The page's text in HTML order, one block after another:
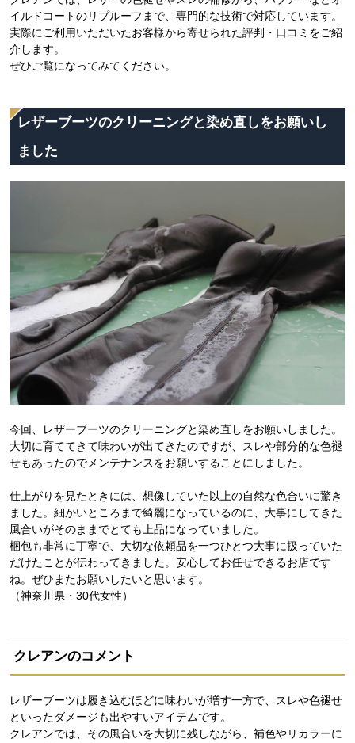
イルドコートのリプルーフまで、専門的な技術で対応しています。
実際にご利用いただいたお客様から寄せられた評判・口コミをご紹
介します。
ぜひご覧になってみてください。
レザーブーツのクリーニングと染め直しをお願いし
ました
今回、レザーブーツのクリーニングと染め直しをお願いしました。
大切に育ててきて味わいが出てきたのですが、スレや部分的な色褪
せもあったのでメンテナンスをお願いすることにしました。
仕上がりを見たときには、想像していた以上の自然な色合いに驚き
ました。細かいところまで綺麗になっているのに、大事にしてきた
風合いがそのままでとても上品になっていました。
梱包も非常に丁寧で、大切な依頼品を一つひとつ大事に扱っていた
だけたことが伝わってきました。安心してお任せできるお店です
ね。ぜひまたお願いしたいと思います。
（神奈川県・30代女性）
クレアンのコメント
レザーブーツは履き込むほどに味わいが増す一方で、スレや色褪せ
といったダメージも出やすいアイテムです。
クレアンでは、その風合いを大切に残しながら、補色やリカラーに